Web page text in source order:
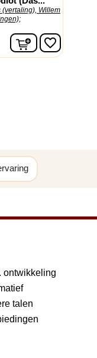
Willem
Infavorite_border
ontwikkeling
talen